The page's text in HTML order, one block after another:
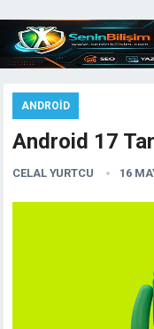
ANDROID
Android 17
CELAL YURTCU 16